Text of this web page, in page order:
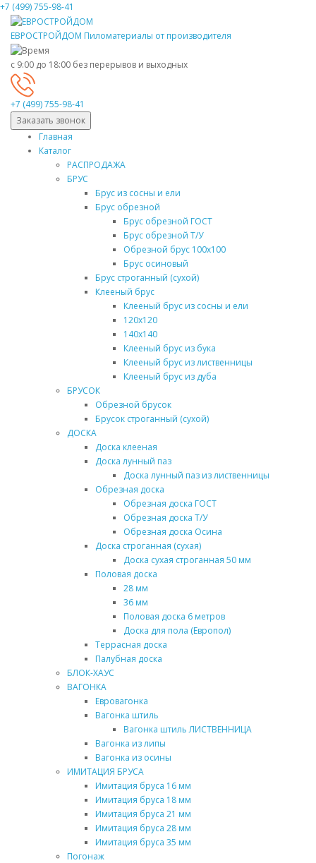
+7 (499) 755-98-41
ЕВРОСТРОЙДОМ Пиломатериалы от производителя
с 9:00 до 18:00 без перерывов и выходных
+7 (499) 755-98-41
Заказать звонок
Главная
Каталог
РАСПРОДАЖА
БРУС
Брус из сосны и ели
Брус обрезной
Брус обрезной ГОСТ
Брус обрезной Т/У
Обрезной брус 100х100
Брус осиновый
Брус строганный (сухой)
Клееный брус
Клееный брус из сосны и ели
120х120
140х140
Клееный брус из бука
Клееный брус из лиственницы
Клееный брус из дуба
БРУСОК
Обрезной брусок
Брусок строганный (сухой)
ДОСКА
Доска клееная
Доска лунный паз
Доска лунный паз из лиственницы
Обрезная доска
Обрезная доска ГОСТ
Обрезная доска Т/У
Обрезная доска Осина
Доска строганная (сухая)
Доска сухая строганная 50 мм
Половая доска
28 мм
36 мм
Половая доска 6 метров
Доска для пола (Европол)
Террасная доска
Палубная доска
БЛОК-ХАУС
ВАГОНКА
Евровагонка
Вагонка штиль
Вагонка штиль ЛИСТВЕННИЦА
Вагонка из липы
Вагонка из осины
ИМИТАЦИЯ БРУСА
Имитация бруса 16 мм
Имитация бруса 18 мм
Имитация бруса 21 мм
Имитация бруса 28 мм
Имитация бруса 35 мм
Погонаж